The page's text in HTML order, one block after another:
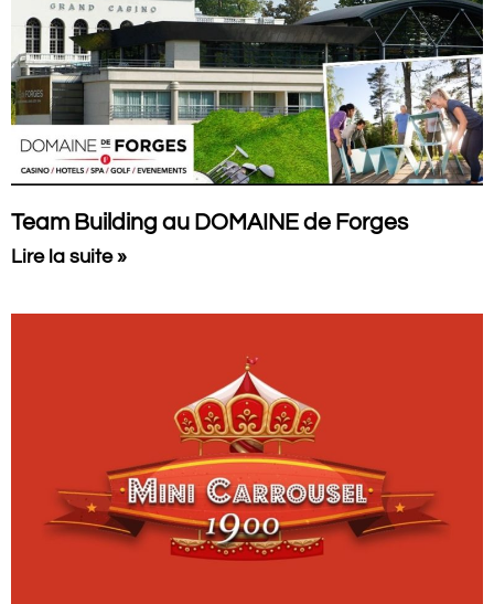
Team Building au DOMAINE de Forges
Lire la suite »